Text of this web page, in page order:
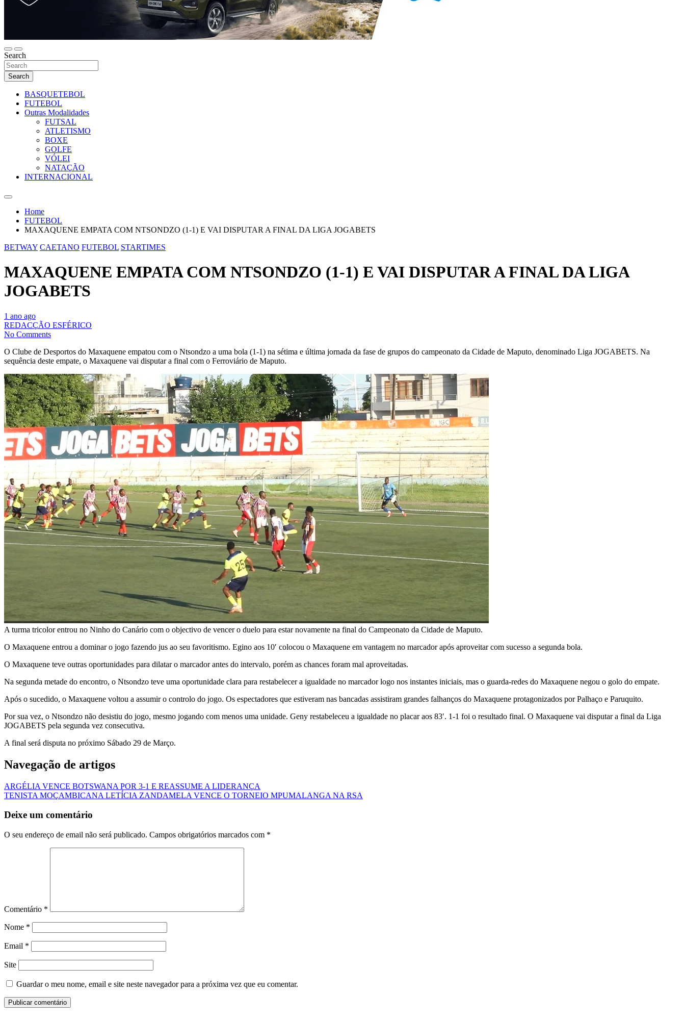
Search
Search
BASQUETEBOL
FUTEBOL
Outras Modalidades
FUTSAL
ATLETISMO
BOXE
GOLFE
VÓLEI
NATAÇÃO
INTERNACIONAL
Home
FUTEBOL
MAXAQUENE EMPATA COM NTSONDZO (1-1) E VAI DISPUTAR A FINAL DA LIGA JOGABETS
BETWAY CAETANO FUTEBOL STARTIMES
MAXAQUENE EMPATA COM NTSONDZO (1-1) E VAI DISPUTAR A FINAL DA LIGA
JOGABETS
1 ano ago
REDACÇÃO ESFÉRICO
No Comments
O Clube de Desportos do Maxaquene empatou com o Ntsondzo a uma bola (1-1) na sétima e última jornada da fase de grupos do campeonato da Cidade de Maputo, denominado Liga JOGABETS. Na
sequência deste empate, o Maxaquene vai disputar a final com o Ferroviário de Maputo.
A turma tricolor entrou no Ninho do Canário com o objectivo de vencer o duelo para estar novamente na final do Campeonato da Cidade de Maputo.
O Maxaquene entrou a dominar o jogo fazendo jus ao seu favoritismo. Egino aos 10′ colocou o Maxaquene em vantagem no marcador após aproveitar com sucesso a segunda bola.
O Maxaquene teve outras oportunidades para dilatar o marcador antes do intervalo, porém as chances foram mal aproveitadas.
Na segunda metade do encontro, o Ntsondzo teve uma oportunidade clara para restabelecer a igualdade no marcador logo nos instantes iniciais, mas o guarda-redes do Maxaquene negou o golo do empate.
Após o sucedido, o Maxaquene voltou a assumir o controlo do jogo. Os espectadores que estiveram nas bancadas assistiram grandes falhanços do Maxaquene protagonizados por Palhaço e Paruquito.
Por sua vez, o Ntsondzo não desistiu do jogo, mesmo jogando com menos uma unidade. Geny restabeleceu a igualdade no placar aos 83′. 1-1 foi o resultado final. O Maxaquene vai disputar a final da Liga
JOGABETS pela segunda vez consecutiva.
A final será disputa no próximo Sábado 29 de Março.
Navegação de artigos
ARGÉLIA VENCE BOTSWANA POR 3-1 E REASSUME A LIDERANÇA
TENISTA MOÇAMBICANA LETÍCIA ZANDAMELA VENCE O TORNEIO MPUMALANGA NA RSA
Deixe um comentário
O seu endereço de email não será publicado. Campos obrigatórios marcados com *
Comentário *
Nome *
Email *
Site
Guardar o meu nome, email e site neste navegador para a próxima vez que eu comentar.